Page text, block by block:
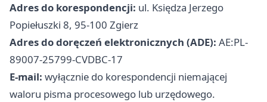
Adres do korespondencji: ul. Księdza Jerzego
Popiełuszki 8, 95-100 Zgierz
Adres do doręczeń elektronicznych (ADE): AE:PL-
89007-25799-CVDBC-17
E-mail: wyłącznie do korespondencji niemającej
waloru pisma procesowego lub urzędowego.